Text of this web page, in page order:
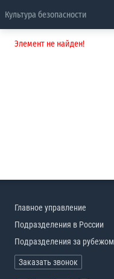
Культура безопасности
Элемент не найден!
Главное управление
Подразделения в России
Подразделения за рубежом
Заказать звонок